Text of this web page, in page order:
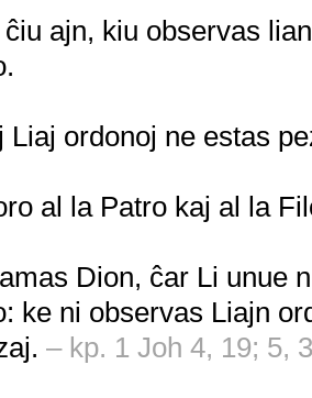
ĉiu ajn, kiu observas
Liaj ordonoj ne estas
al la Patro kaj al la
Dion, ĉar Li unue
ke ni observas Liajn
– kp. 1 Joh 4, 19; 5,